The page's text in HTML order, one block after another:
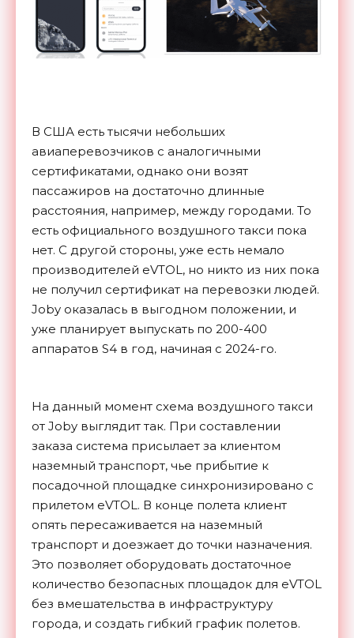
В США есть тысячи небольших
авиаперевозчиков с аналогичными
сертификатами, однако они возят
пассажиров на достаточно длинные
расстояния, например, между городами. То
есть официального воздушного такси пока
нет. С другой стороны, уже есть немало
производителей eVTOL, но никто из них пока
не получил сертификат на перевозки людей.
Joby оказалась в выгодном положении, и
уже планирует выпускать по 200-400
аппаратов S4 в год, начиная с 2024-го.
На данный момент схема воздушного такси
от Joby выглядит так. При составлении
заказа система присылает за клиентом
наземный транспорт, чье прибытие к
посадочной площадке синхронизировано с
прилетом eVTOL. В конце полета клиент
опять пересаживается на наземный
транспорт и доезжает до точки назначения.
Это позволяет оборудовать достаточное
количество безопасных площадок для eVTOL
без вмешательства в инфраструктуру
города, и создать гибкий график полетов.